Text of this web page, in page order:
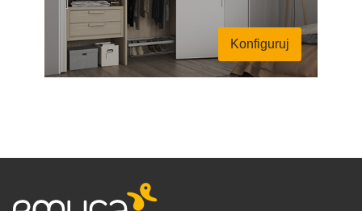
Konfiguruj